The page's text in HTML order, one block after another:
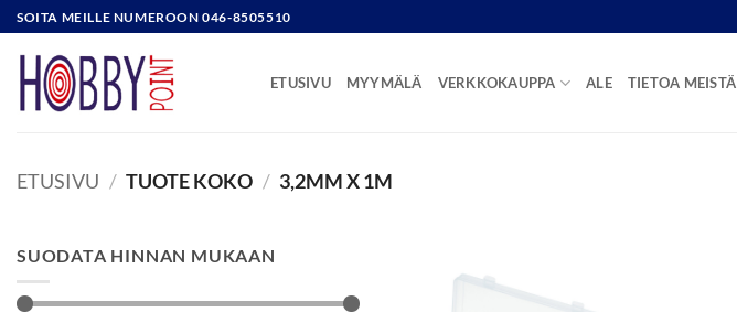
Skip
to
content
SOITA MEILLE NUMEROON 046-8505510
ETUSIVU MYYMÄLÄ VERKKOKAUPPA ALE TIETOA MEISTÄ
ETUSIVU / TUOTE KOKO / 3,2MM X 1M
SUODATA HINNAN MUKAAN